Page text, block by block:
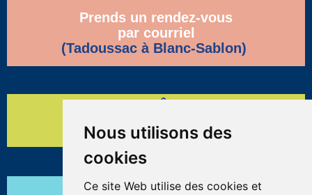
Nous utilisons des
cookies
Ce site Web utilise des cookies et
Prends un rendez-vous
par courriel
(Tadoussac à Blanc-Sablon)
418 962-4791 ou par courriel à
aire.ouverte.si.09cisss@ssss.gouv.qc.ca